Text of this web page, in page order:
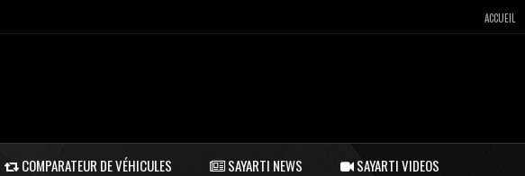
ACCUEIL
COMPARATEUR DE VÉHICULES SAYARTI NEWS SAYARTI VIDEOS